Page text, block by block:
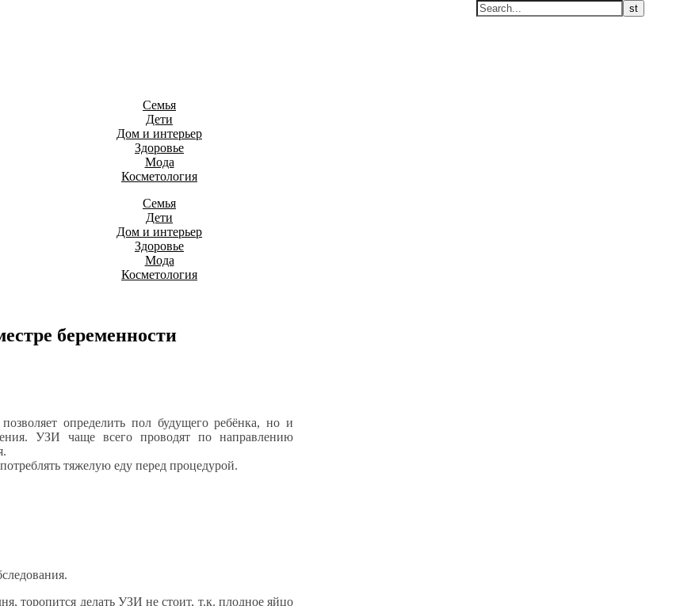
Семья
Дети
Дом и интерьер
Здоровье
Мода
Косметология
Семья
Дети
Дом и интерьер
Здоровье
Мода
Косметология
беременности
определить пол будущего ребёнка, но и
УЗИ чаще всего проводят по направлению
тяжелую еду перед процедурой.
торопится делать УЗИ не стоит, т.к. плодное яйцо